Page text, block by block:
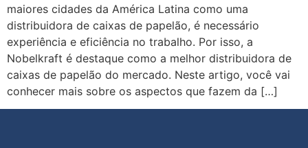
maiores cidades da América Latina como uma
distribuidora de caixas de papelão, é necessário
experiência e eficiência no trabalho. Por isso, a
Nobelkraft é destaque como a melhor distribuidora de
caixas de papelão do mercado. Neste artigo, você vai
conhecer mais sobre os aspectos que fazem da […]